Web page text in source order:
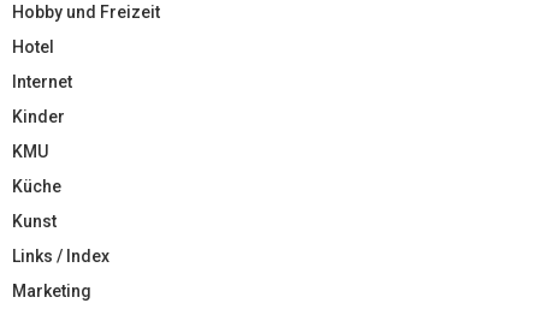
Hobby und Freizeit
Hotel
Internet
Kinder
KMU
Küche
Kunst
Links / Index
Marketing